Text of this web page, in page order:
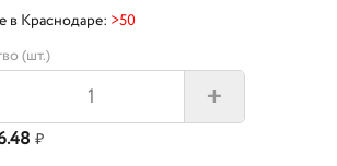
в Краснодаре: >50
(шт.)
+
₽